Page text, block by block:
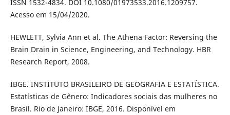
ISSN 1532-4834. DOI 10.1080/01973533.2016.1209757.
Acesso em 15/04/2020.
HEWLETT, Sylvia Ann et al. The Athena Factor: Reversing the
Brain Drain in Science, Engineering, and Technology. HBR
Research Report, 2008.
IBGE. INSTITUTO BRASILEIRO DE GEOGRAFIA E ESTATÍSTICA.
Estatísticas de Gênero: Indicadores sociais das mulheres no
Brasil. Rio de Janeiro: IBGE, 2016. Disponível em